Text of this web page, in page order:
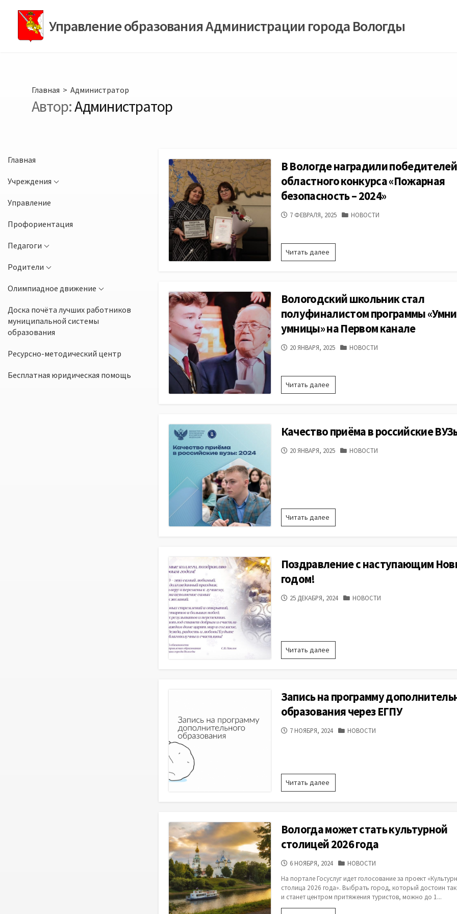
содержимомуУправление образования Администрации города Вологды
Главная > Администратор
Автор:Администратор
Главная
Учреждения
Управление
Профориентация
Педагоги
Родители
Олимпиадное движение
Доска почёта лучших работников
муниципальной системы
образования
Ресурсно-методический центр
Бесплатная юридическая помощь
В Вологде наградили победителей
областного конкурса «Пожарная
безопасность – 2024»
ДАТА
7 ФЕВРАЛЯ, 2025 КАТЕГОРИИ
НОВОСТИ
Читать далееВ
Вологде
конкурса
безопасность
–
Вологодский школьник стал
полуфиналистом программы
умницы» на Первом канале
ДАТА
20 ЯНВАРЯ, 2025 КАТЕГОРИИ
НОВОСТИ
Читать далееВологодский
школьник
«Умники
умницы»
Качество приёма в российские
ДАТА
20 ЯНВАРЯ, 2025 КАТЕГОРИИ
НОВОСТИ
Читать далееКачество
приёма
2024
Поздравление с наступающим
годом!
ДАТА
25 ДЕКАБРЯ, 2024 КАТЕГОРИИ
НОВОСТИ
Читать далееПоздравление
с
Запись на программу
образования через ЕГПУ
ДАТА
7 НОЯБРЯ, 2024 КАТЕГОРИИ
НОВОСТИ
Читать далееЗапись
на
через
ЕГПУ
Вологда может стать культурной
столицей 2026 года
ДАТА
6 НОЯБРЯ, 2024 КАТЕГОРИИ
НОВОСТИ
На портале Госуслуг идет голосование за проект
столица 2026 года». Выбрать город, который достоин
и станет центром притяжения туристов, можно до 1...